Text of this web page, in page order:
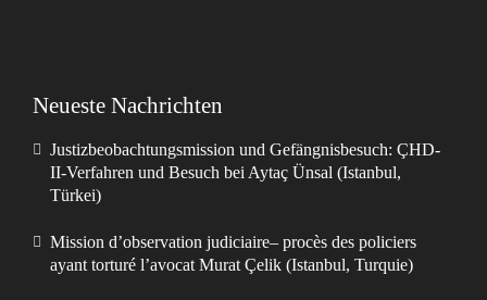
Neueste Nachrichten
Justizbeobachtungsmission und Gefängnisbesuch: ÇHD-
II-Verfahren und Besuch bei Aytaç Ünsal (Istanbul,
Türkei)
Mission d’observation judiciaire– procès des policiers
ayant torturé l’avocat Murat Çelik (Istanbul, Turquie)